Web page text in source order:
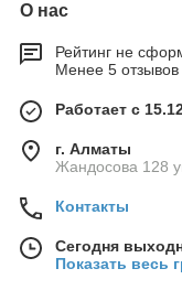
О нас
Рейтинг не
Менее 5 отзывов
Работает с
г. Алматы
Жандосова 128
Контакты
Сегодня
Показать весь